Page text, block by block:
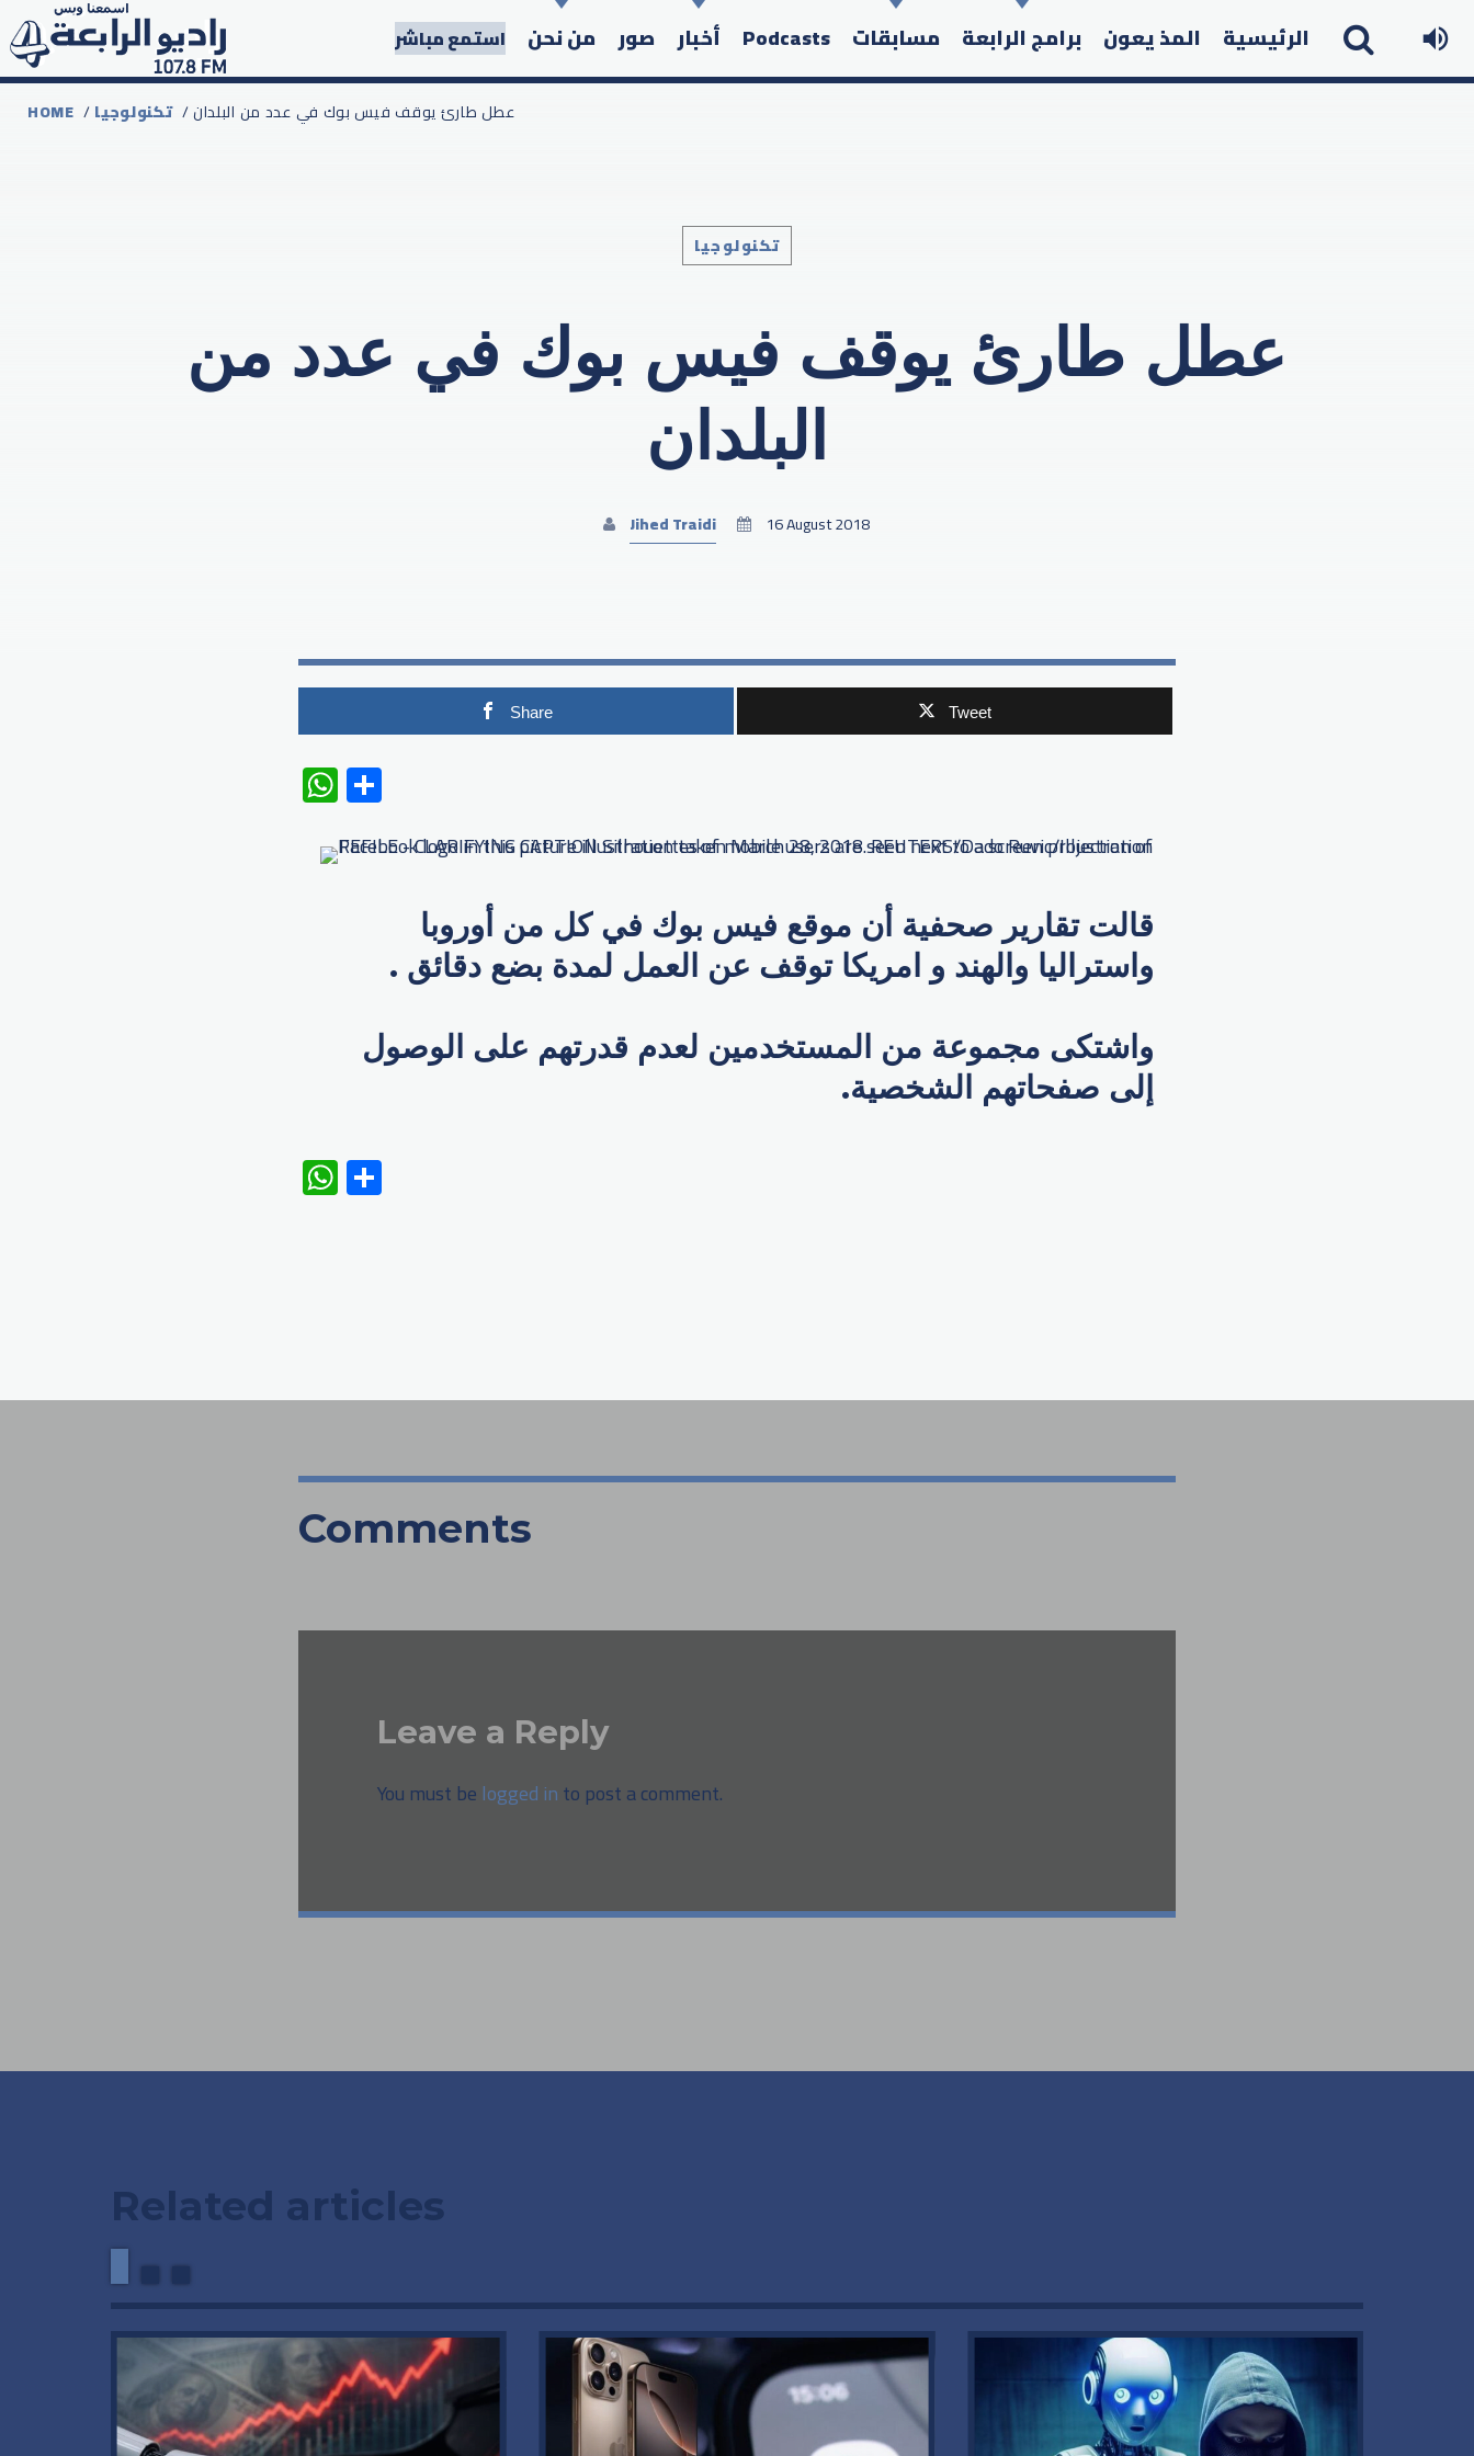
الرئيسية المذ يعون برامج الرابعة مسابقات Podcasts أخبار صور من نحن استمع مباشر
Search in the website:
HOME /تكنولوجيا / عطل طارئ يوقف فيس بوك في عدد من البلدان
تكنولوجيا
عطل طارئ يوقف فيس بوك في عدد من
البلدان
Jihed Traidi 16 August 2018
Share Tweet
WhatsApp
قالت تقارير صحفية أن موقع فيس بوك في كل من أوروبا
واستراليا والهند و امريكا توقف عن العمل لمدة بضع دقائق .
واشتكى مجموعة من المستخدمين لعدم قدرتهم على الوصول
إلى صفحاتهم الشخصية.
WhatsApp
Comments
Leave a Reply
You must be logged into post a comment.
Related articles